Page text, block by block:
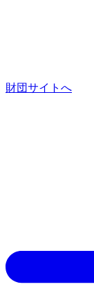
財団サイトへ